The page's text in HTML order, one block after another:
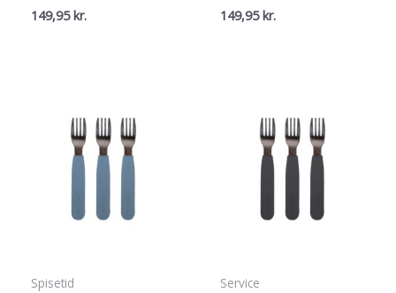
149,95 kr. 149,95 kr.
Spisetid Service